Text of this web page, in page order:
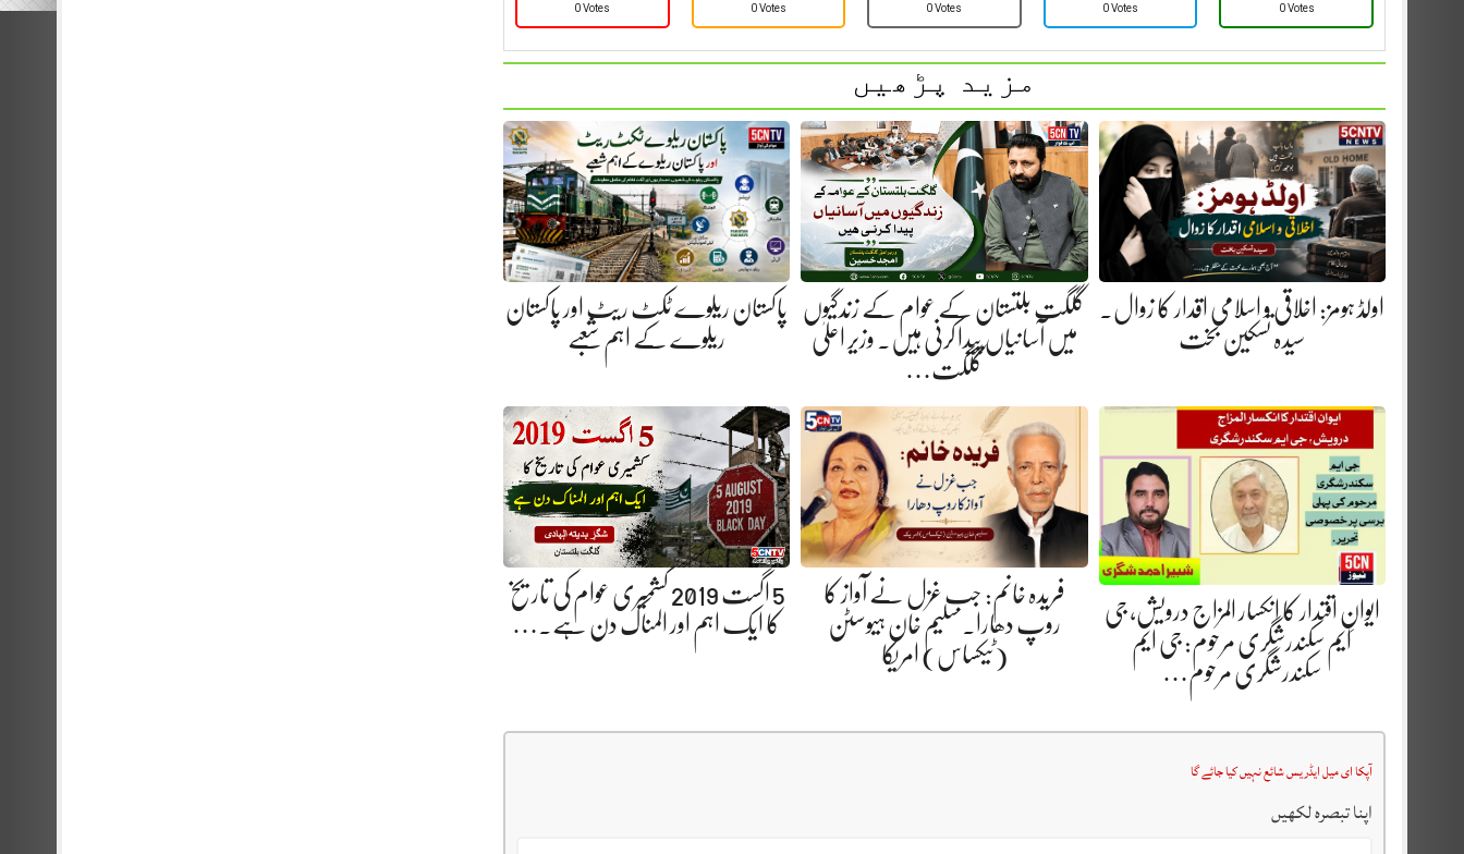
0 Votes 0 Votes 0 Votes 0 Votes 0 Votes
مزید پڑھیں
اولڈ ہومز: اخلاقی و اسلامی اقدار کا زوال.
سیدہ تسکین بخت
گلگت بلتستان کے عوام کے زندگیوں
میں آسانیاں پیدا کرنی ہیں. وزیر اعلیٰ
گلگت…
پاکستان ریلوے ٹکٹ ریٹ اور پاکستان
ریلوے کے اہم شعبے
ایوانِ اقتدار کا انکسار المزاج درویش، جی
ایم سکندرشگری مرحوم: جی ایم
سکندرشگری مرحوم…
فریدہ خانم: جب غزل نے آواز کا
روپ دھارا. سلیم خان ہیوسٹن
(ٹیکساس) امریکا
5 اگست 2019 کشمیری عوام کی تاریخ
کا ایک اہم اور المناک دن ہے.…
آپکا ای میل ایڈریس شائع نہیں کیا جائے گا
اپنا تبصرہ لکھیں